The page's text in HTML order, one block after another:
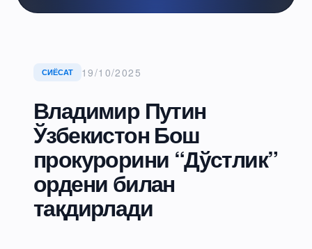
СИЁСАТ 19/10/2025
Владимир Путин
Ўзбекистон Бош
прокурорини “Дўстлик”
ордени билан
тақдирлади